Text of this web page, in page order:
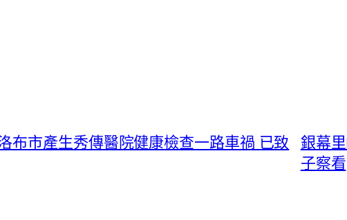
布市產生秀傳醫院健康檢查一路車禍 已致
銀幕
子察看